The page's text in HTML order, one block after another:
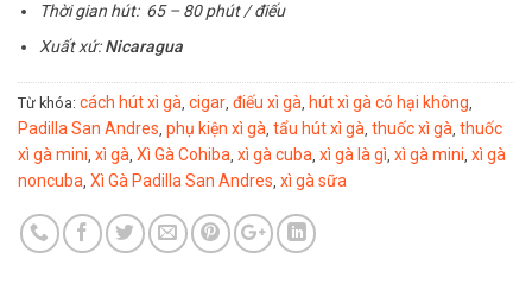
Thời gian hút: 65 – 80 phút / điếu
Xuất xứ:Nicaragua
Từ khóa: cách hút xì gà cigar điếu xì gà hút xì gà có hại không
Padilla San Andres phụ kiện xì gà tẩu hút xì gà thuốc xì gà thuốc
xì gà mini xì gà Xì Gà Cohiba xì gà cuba xì gà là gì xì gà mini xì gà
noncuba Xì Gà Padilla San Andres xì gà sữa